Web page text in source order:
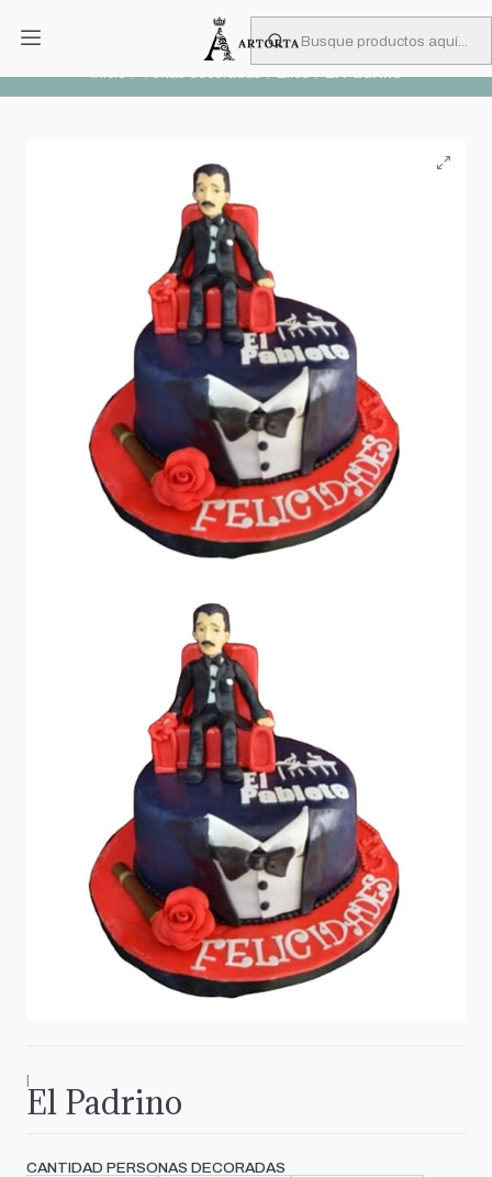
PIDA CON MUCHA ANTICIPACIÓN
Inicio Tortas decoradas Ellos El Padrino
|
El Padrino
CANTIDAD PERSONAS DECORADAS